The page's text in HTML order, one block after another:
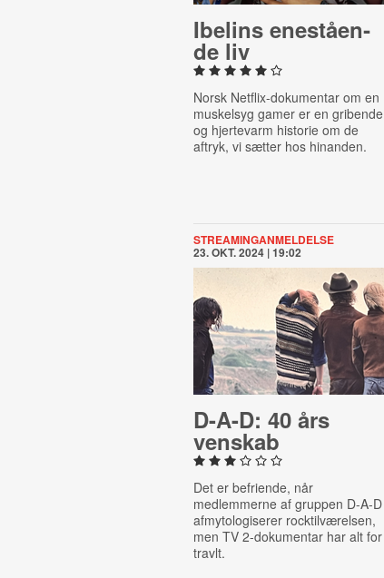
Ibelins ene­stå­en­
de liv
Norsk Netflix-dokumentar om en
muskelsyg gamer er en gribende
og hjertevarm historie om de
aftryk, vi sætter hos hinanden.
STREAMINGANMELDELSE
23. OKT. 2024 | 19:02
D-A-D: 40 års
venskab
Det er befriende, når
medlemmerne af gruppen D-A-D
afmytologiserer rocktilværelsen,
men TV 2-dokumentar har alt for
travlt.